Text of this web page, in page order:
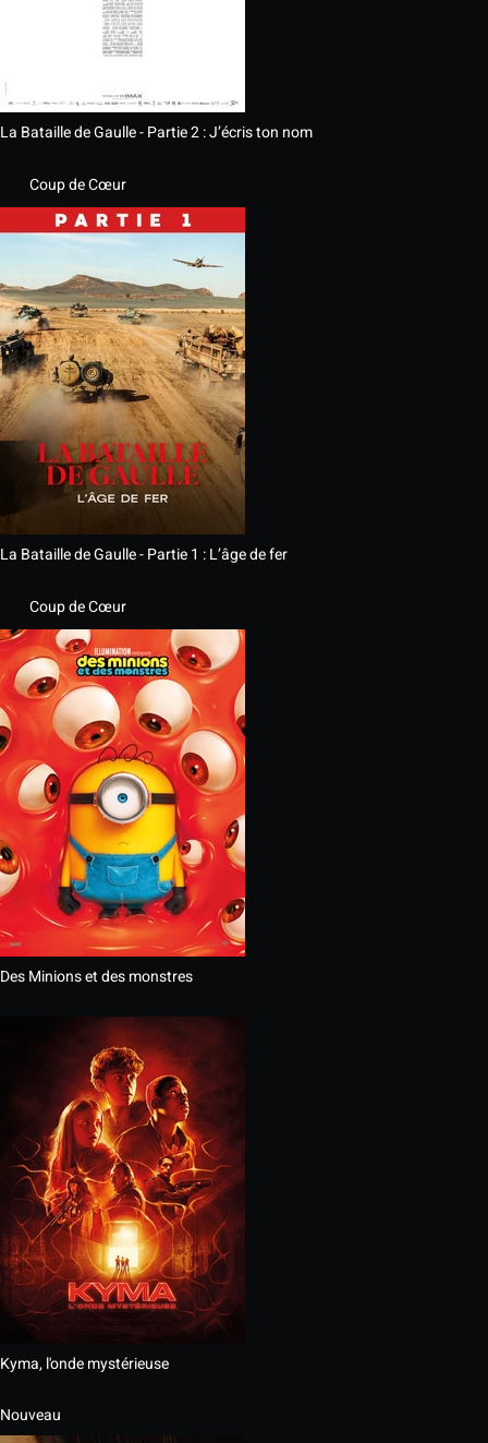
La Bataille de Gaulle - Partie 2 : J’écris ton nom
Coup de Cœur
La Bataille de Gaulle - Partie 1 : L’âge de fer
Coup de Cœur
Des Minions et des monstres
Kyma, l'onde mystérieuse
Nouveau